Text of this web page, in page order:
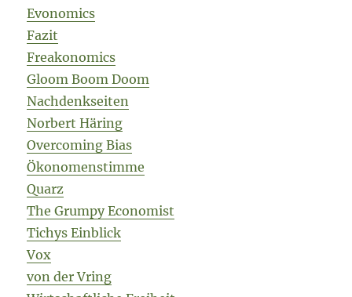
Evonomics
Fazit
Freakonomics
Gloom Boom Doom
Nachdenkseiten
Norbert Häring
Overcoming Bias
Ökonomenstimme
Quarz
The Grumpy Economist
Tichys Einblick
Vox
von der Vring